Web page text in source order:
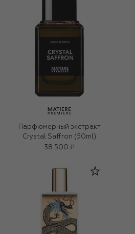
Парфюмерный экстракт
Crystal Saffron (50ml)
38 500 ₽